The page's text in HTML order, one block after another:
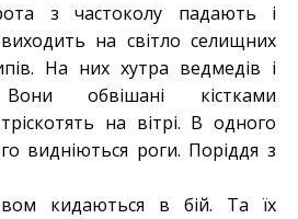
з частоколу падають і
на світло селищних
На них хутра ведмедів і
Вони обвішані кістками
на вітрі. В одного
видніються роги. Поріддя з
кидаються в бій. Та їх